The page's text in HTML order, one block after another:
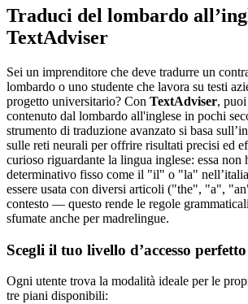
Traduci del lombardo
TextAdviser
Sei un imprenditore che deve tradurre un
lombardo o uno studente che lavora su testi
progetto universitario? Con TextAdviser,
contenuto dal lombardo all'inglese in pochi
strumento di traduzione avanzato si basa
sulle reti neurali per offrire risultati precisi ed
curioso riguardante la lingua inglese: essa non
determinativo fisso come il "il" o "la"
essere usata con diversi articoli ("the", "a",
contesto — questo rende le regole
sfumate anche per madrelingue.
Scegli il tuo livello d’accesso perfetto
Ogni utente trova la modalità ideale per le
tre piani disponibili: